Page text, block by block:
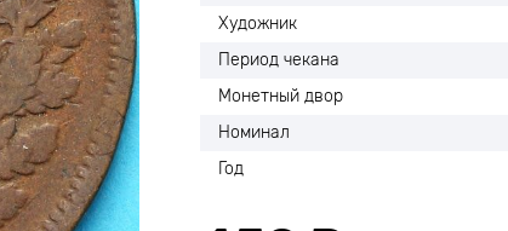
Художник
Период чекана
Монетный двор
Номинал
Год